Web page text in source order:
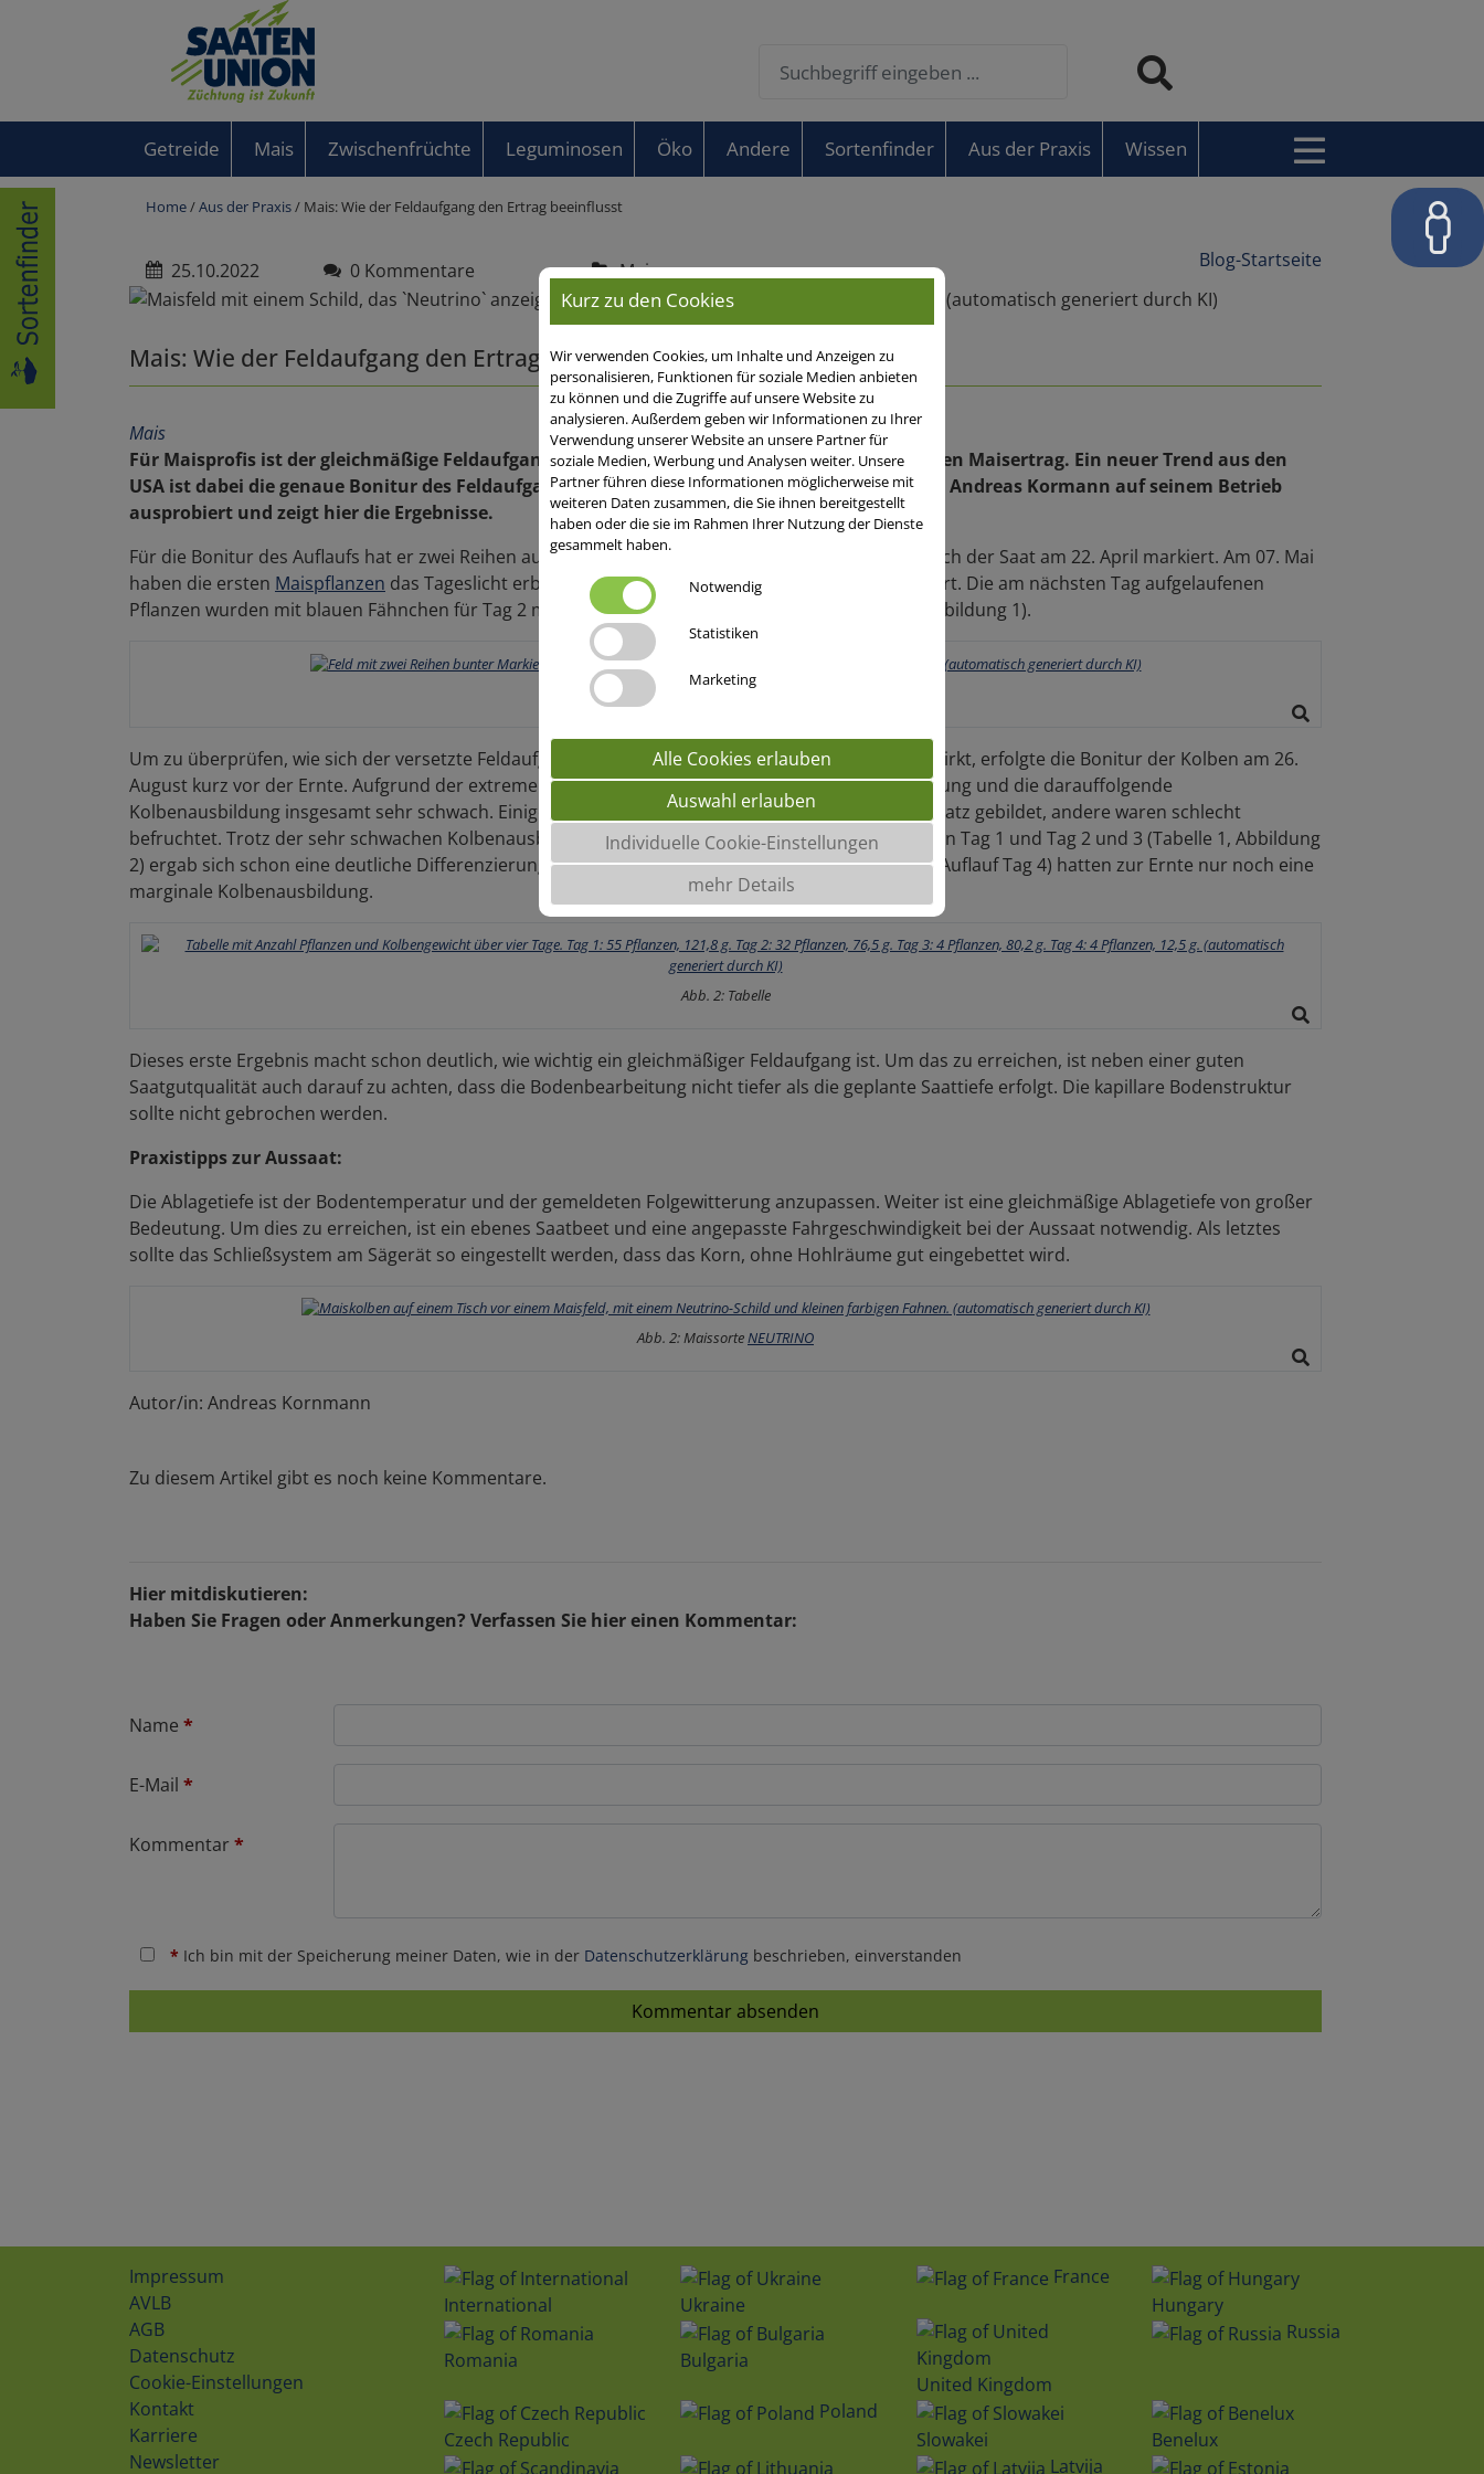
Getreide Mais Zwischenfrüchte Leguminosen Öko Andere Sortenfinder Aus der Praxis Wissen
Home/Aus der Praxis/ Mais: Wie der Feldaufgang den Ertrag beeinflusst
Blog-Startseite
25.10.2022 0 Kommentare Mais
Mais: Wie der Feldaufgang den Ertrag beeinflusst
Mais
Für Maisprofis ist der gleichmäßige Feldaufgang ein entscheidendes Kriterium für einen hohen Maisertrag. Ein neuer Trend aus den
USA ist dabei die genaue Bonitur des Feldaufgangs. Diese Boniturmethode hat unser Berater Andreas Kormann auf seinem Betrieb
ausprobiert und zeigt hier die Ergebnisse.
Für die Bonitur des Auflaufs hat er zwei Reihen auf einer Länge von je 6,66 m (insgesamt 10 m²) nach der Saat am 22. April markiert. Am 07. Mai
haben die ersten Maispflanzen das Tageslicht erblickt. Diese wurden mit grünen Fähnchen markiert. Die am nächsten Tag aufgelaufenen
Pflanzen wurden mit blauen Fähnchen für Tag 2 markiert. Das gleiche auch an Tag 3 und Tag 4 (Abbildung 1).
Abb. 1: Bonitur des Feldaufgangs
Um zu überprüfen, wie sich der versetzte Feldaufgang letztendlich auf die Kolbenausbildung auswirkt, erfolgte die Bonitur der Kolben am 26.
August kurz vor der Ernte. Aufgrund der extremen Trockenheit im Sommer 2022 war die Befruchtung und die darauffolgende
Kolbenausbildung insgesamt sehr schwach. Einige Pflanzen hatten gar keinen Kolben mit Kornansatz gebildet, andere waren schlecht
befruchtet. Trotz der sehr schwachen Kolbenausbildung wurde der Versuch ausgewertet. Zwischen Tag 1 und Tag 2 und 3 (Tabelle 1, Abbildung
2) ergab sich schon eine deutliche Differenzierung im Kolbengewicht. Einige Nachzüglerpflanzen (Auflauf Tag 4) hatten zur Ernte nur noch eine
marginale Kolbenausbildung.
Abb. 2: Tabelle
Dieses erste Ergebnis macht schon deutlich, wie wichtig ein gleichmäßiger Feldaufgang ist. Um das zu erreichen, ist neben einer guten
Saatgutqualität auch darauf zu achten, dass die Bodenbearbeitung nicht tiefer als die geplante Saattiefe erfolgt. Die kapillare Bodenstruktur
sollte nicht gebrochen werden.
Praxistipps zur Aussaat:
Die Ablagetiefe ist der Bodentemperatur und der gemeldeten Folgewitterung anzupassen. Weiter ist eine gleichmäßige Ablagetiefe von großer
Bedeutung. Um dies zu erreichen, ist ein ebenes Saatbeet und eine angepasste Fahrgeschwindigkeit bei der Aussaat notwendig. Als letztes
sollte das Schließsystem am Sägerät so eingestellt werden, dass das Korn, ohne Hohlräume gut eingebettet wird.
Abb. 2: MaissorteNEUTRINO
Autor/in: Andreas Kornmann
Zu diesem Artikel gibt es noch keine Kommentare.
Hier mitdiskutieren:
Haben Sie Fragen oder Anmerkungen? Verfassen Sie hier einen Kommentar:
Name *
E-Mail *
Kommentar *
* Ich bin mit der Speicherung meiner Daten, wie in der Datenschutzerklärung beschrieben, einverstanden
Kommentar absenden
Kurz zu den Cookies
Wir verwenden Cookies, um Inhalte und Anzeigen zu
personalisieren, Funktionen für soziale Medien anbieten
zu können und die Zugriffe auf unsere Website zu
analysieren. Außerdem geben wir Informationen zu Ihrer
Verwendung unserer Website an unsere Partner für
soziale Medien, Werbung und Analysen weiter. Unsere
Partner führen diese Informationen möglicherweise mit
weiteren Daten zusammen, die Sie ihnen bereitgestellt
haben oder die sie im Rahmen Ihrer Nutzung der Dienste
gesammelt haben.
Notwendig
Statistiken
Marketing
Alle Cookies erlauben
Auswahl erlauben
Individuelle Cookie-Einstellungen
mehr Details
Impressum
AVLB
AGB
Datenschutz
Cookie-Einstellungen
Kontakt
Karriere
Newsletter
International Ukraine
France
Hungary
Romania
Bulgaria
United Kingdom
Russia
Czech Republic
Poland
Slowakei
Benelux
Latvija